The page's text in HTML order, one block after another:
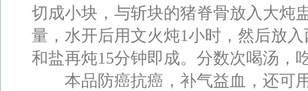
培训科目：保健按摩职业一至五级之康复理疗、艾灸推拿、小儿推拿、
切成小块，与斩块的猪脊骨放入大炖
量，水开后用文火炖1小时，然后放
和盐再炖15分钟即成。分数次喝汤，
本品防癌抗癌，补气益血，还可